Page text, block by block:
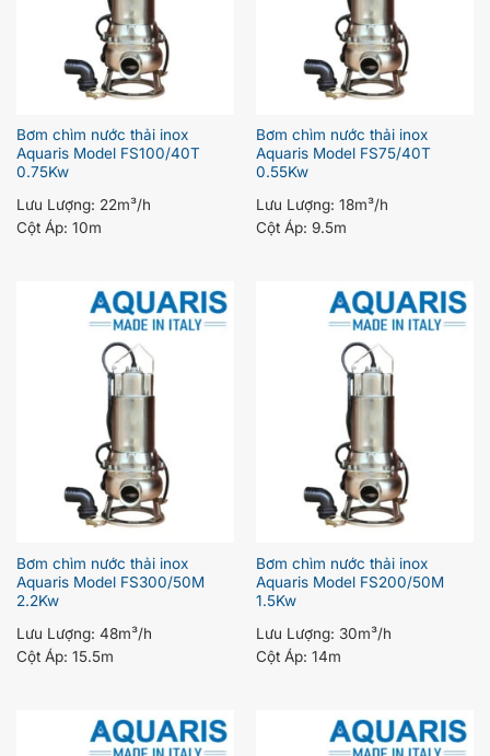
Bơm chìm nước thải inox
Aquaris Model FS100/40T
0.75Kw
Lưu Lượng: 22m³/h
Cột Áp: 10m
Bơm chìm nước thải inox
Aquaris Model FS75/40T
0.55Kw
Lưu Lượng: 18m³/h
Cột Áp: 9.5m
Bơm chìm nước thải inox
Aquaris Model FS300/50M
2.2Kw
Lưu Lượng: 48m³/h
Cột Áp: 15.5m
Bơm chìm nước thải inox
Aquaris Model FS200/50M
1.5Kw
Lưu Lượng: 30m³/h
Cột Áp: 14m